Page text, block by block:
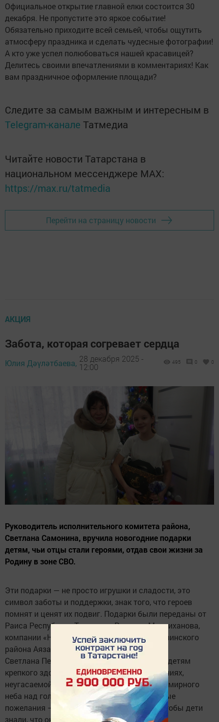
Официальное открытие главной елки состоится 30
декабря. Не пропустите это яркое событие!
Обязательно приходите всей семьей, чтобы ощутить
атмосферу праздника и сделать чудесные фотографии!
А кто уже успел полюбоваться нашей красавицей?
Делитесь своими впечатлениями в комментариях! Как
вам праздничное оформление площади?
Следите за самым важным и интересным в
Telegram-канале Татмедиа
Читайте новости Татарстана в
национальном мессенджере MАХ:
https://max.ru/tatmedia
Перейти на страницу новости
АКЦИЯ
Забота, которая согревает сердца
Юлия Дәүләтбаева, 28 декабря 2025 -
12:00
495 0 0
Руководитель исполнительного комитета района,
Светлана Самонина, вручила новогодние подарки
детям, чьи отцы стали героями, отдав свои жизни за
Родину в зоне СВО.
Эти подарки — не просто игрушки и сладости, это
символ заботы и поддержки, знак того, что героев
помнят и ценят их подвиг. Подарки были переданы от
Раиса Республики Татарстан Рустама Минниханова,
компании «Нэфис Косметикс» и главы Ютазинского
района Аяза Шафигуллина.
Светлана Петровна от всей души пожелала детям
крепкого здоровья, успехов во всех начинаниях,
неугасаемой веры в будущее и, конечно же, мирного
неба над головой. Слова поддержки и добрые
пожелания — это то, что особенно важно, чтобы дети
знали, что они не одиноки в своей утрате.